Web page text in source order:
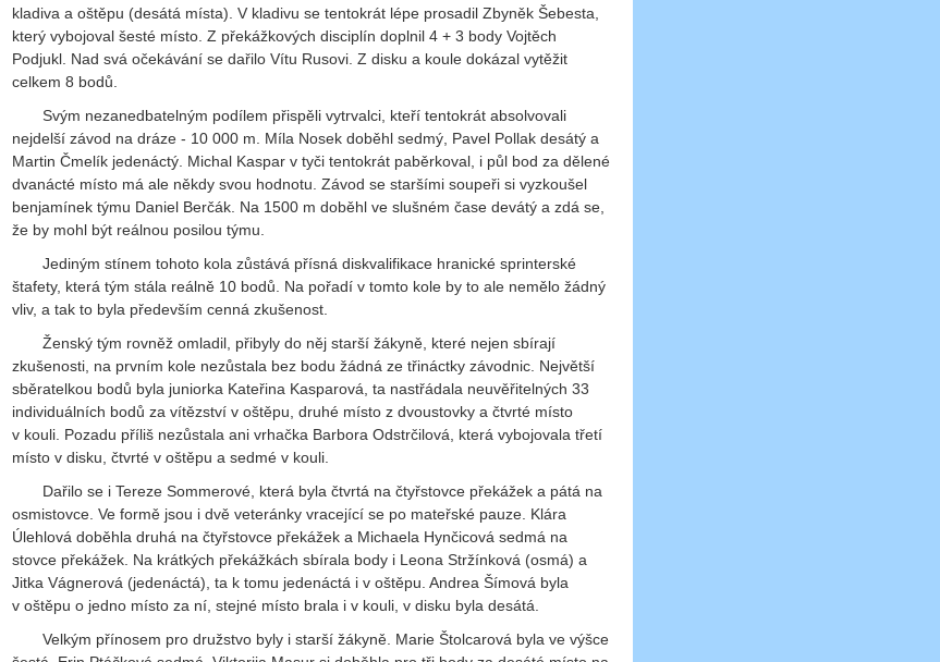
kladiva a oštěpu (desátá místa). V kladivu se tentokrát lépe prosadil Zbyněk Šebesta,
který vybojoval šesté místo. Z překážkových disciplín doplnil 4 + 3 body Vojtěch
Podjukl. Nad svá očekávání se dařilo Vítu Rusovi. Z disku a koule dokázal vytěžit
celkem 8 bodů.
Svým nezanedbatelným podílem přispěli vytrvalci, kteří tentokrát absolvovali
nejdelší závod na dráze - 10 000 m. Míla Nosek doběhl sedmý, Pavel Pollak desátý a
Martin Čmelík jedenáctý. Michal Kaspar v tyči tentokrát paběrkoval, i půl bod za dělené
dvanácté místo má ale někdy svou hodnotu. Závod se staršími soupeři si vyzkoušel
benjamínek týmu Daniel Berčák. Na 1500 m doběhl ve slušném čase devátý a zdá se,
že by mohl být reálnou posilou týmu.
Jediným stínem tohoto kola zůstává přísná diskvalifikace hranické sprinterské
štafety, která tým stála reálně 10 bodů. Na pořadí v tomto kole by to ale nemělo žádný
vliv, a tak to byla především cenná zkušenost.
Ženský tým rovněž omladil, přibyly do něj starší žákyně, které nejen sbírají
zkušenosti, na prvním kole nezůstala bez bodu žádná ze třináctky závodnic. Největší
sběratelkou bodů byla juniorka Kateřina Kasparová, ta nastřádala neuvěřitelných 33
individuálních bodů za vítězství v oštěpu, druhé místo z dvoustovky a čtvrté místo
v kouli. Pozadu příliš nezůstala ani vrhačka Barbora Odstrčilová, která vybojovala třetí
místo v disku, čtvrté v oštěpu a sedmé v kouli.
Dařilo se i Tereze Sommerové, která byla čtvrtá na čtyřstovce překážek a pátá na
osmistovce. Ve formě jsou i dvě veteránky vracející se po mateřské pauze. Klára
Úlehlová doběhla druhá na čtyřstovce překážek a Michaela Hynčicová sedmá na
stovce překážek. Na krátkých překážkách sbírala body i Leona Stržínková (osmá) a
Jitka Vágnerová (jedenáctá), ta k tomu jedenáctá i v oštěpu. Andrea Šímová byla
v oštěpu o jedno místo za ní, stejné místo brala i v kouli, v disku byla desátá.
Velkým přínosem pro družstvo byly i starší žákyně. Marie Štolcarová byla ve výšce